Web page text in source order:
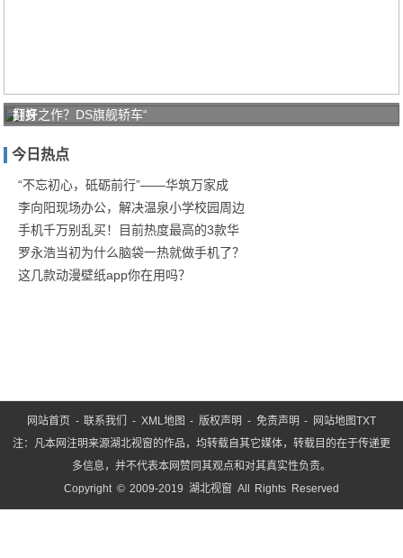
打好
防疫
保卫
战！
商汤
翻身之作？DS旗舰轿车“
今日热点
“不忘初心，砥砺前行”——华筑万家成
李向阳现场办公，解决温泉小学校园周边
手机千万别乱买！目前热度最高的3款华
罗永浩当初为什么脑袋一热就做手机了？
这几款动漫壁纸app你在用吗？
网站首页 -联系我们 - XML地图 -版权声明 - 免责声明 - 网站地图TXT
注：凡本网注明来源湖北视窗的作品，均转载自其它媒体，转载目的在于传递更
多信息，并不代表本网赞同其观点和对其真实性负责。
Copyright © 2009-2019 湖北视窗 All Rights Reserved